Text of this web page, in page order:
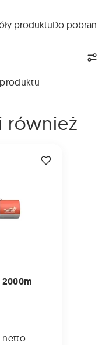
produktuDo pobrania
również
2000m
netto